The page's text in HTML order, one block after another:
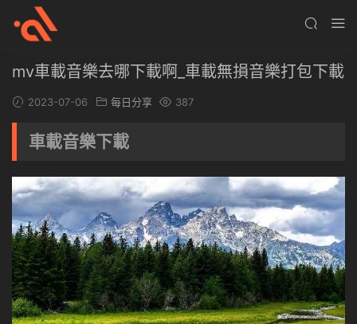
mv車載音樂去哪下載啊_車載無損音樂打包下載
2023-07-06 每日分享 387
車載音樂下載